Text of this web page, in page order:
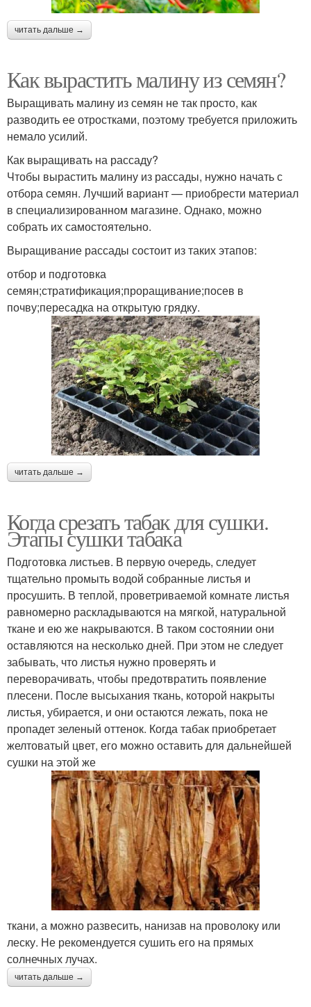
читать дальше →
Как вырастить малину из семян?
Выращивать малину из семян не так просто, как
разводить ее отростками, поэтому требуется приложить
немало усилий.
Как выращивать на рассаду?
Чтобы вырастить малину из рассады, нужно начать с
отбора семян. Лучший вариант — приобрести материал
в специализированном магазине. Однако, можно
собрать их самостоятельно.
Выращивание рассады состоит из таких этапов:
отбор и подготовка
семян;стратификация;проращивание;посев в
почву;пересадка на открытую грядку.
читать дальше →
Когда срезать табак для сушки.
Этапы сушки табака
Подготовка листьев. В первую очередь, следует
тщательно промыть водой собранные листья и
просушить. В теплой, проветриваемой комнате листья
равномерно раскладываются на мягкой, натуральной
ткане и ею же накрываются. В таком состоянии они
оставляются на несколько дней. При этом не следует
забывать, что листья нужно проверять и
переворачивать, чтобы предотвратить появление
плесени. После высыхания ткань, которой накрыты
листья, убирается, и они остаются лежать, пока не
пропадет зеленый оттенок. Когда табак приобретает
желтоватый цвет, его можно оставить для дальнейшей
сушки на этой же
ткани, а можно развесить, нанизав на проволоку или
леску. Не рекомендуется сушить его на прямых
солнечных лучах.
читать дальше →